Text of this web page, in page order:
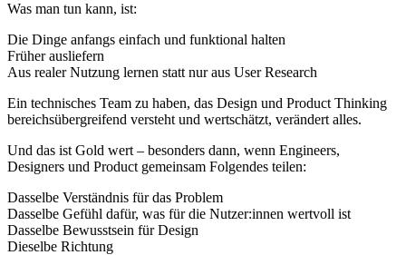
Was man tun kann, ist:
Die Dinge anfangs einfach und funktional halten
Früher ausliefern
Aus realer Nutzung lernen statt nur aus User Research​
Ein technisches Team zu haben, das Design und Product Thinking
bereichsübergreifend versteht und wertschätzt, verändert alles.​
Und das ist Gold wert – besonders dann, wenn Engineers,
Designers und Product gemeinsam Folgendes teilen:
Dasselbe Verständnis für das Problem
Dasselbe Gefühl dafür, was für die Nutzer:innen wertvoll ist
Dasselbe Bewusstsein für Design
Dieselbe Richtung